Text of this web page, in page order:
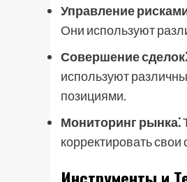
Управление
Они используют
Совершение сделок⁚
используют
позициями.
Мониторинг рынка⁚
корректировать